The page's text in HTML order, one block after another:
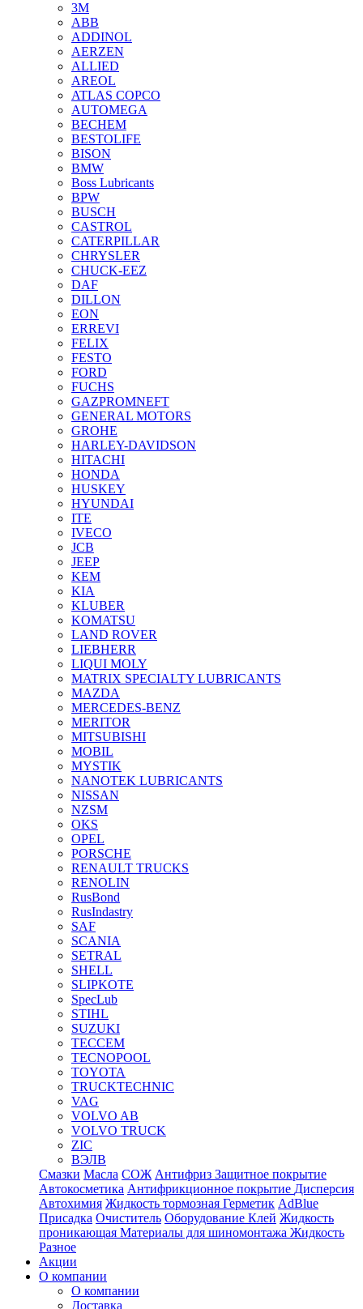
3M
ABB
ADDINOL
AERZEN
ALLIED
AREOL
ATLAS COPCO
AUTOMEGA
BECHEM
BESTOLIFE
BISON
BMW
Boss Lubricants
BPW
BUSCH
CASTROL
CATERPILLAR
CHRYSLER
CHUCK-EEZ
DAF
DILLON
EON
ERREVI
FELIX
FESTO
FORD
FUCHS
GAZPROMNEFT
GENERAL MOTORS
GROHE
HARLEY-DAVIDSON
HITACHI
HONDA
HUSKEY
HYUNDAI
ITE
IVECO
JCB
JEEP
KEM
KIA
KLUBER
KOMATSU
LAND ROVER
LIEBHERR
LIQUI MOLY
MATRIX SPECIALTY LUBRICANTS
MAZDA
MERCEDES-BENZ
MERITOR
MITSUBISHI
MOBIL
MYSTIK
NANOTEK LUBRICANTS
NISSAN
NZSM
OKS
OPEL
PORSCHE
RENAULT TRUCKS
RENOLIN
RusBond
RusIndastry
SAF
SCANIA
SETRAL
SHELL
SLIPKOTE
SpecLub
STIHL
SUZUKI
TECCEM
TECNOPOOL
TOYOTA
TRUCKTECHNIC
VAG
VOLVO AB
VOLVO TRUCK
ZIC
ВЭЛВ
Смазки Масла СОЖ Антифриз Защитное покрытие
Автокосметика Антифрикционное покрытие Дисперсия
Автохимия Жидкость тормозная Герметик AdBlue
Присадка Очиститель Оборудование Клей Жидкость
проникающая Материалы для шиномонтажа Жидкость
Разное
Акции
О компании
О компании
Доставка